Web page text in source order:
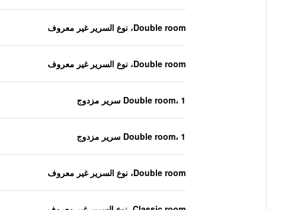
Double room، نوع السرير غير معروف
Double room، نوع السرير غير معروف
Double room، 1 سرير مزدوج
Double room، 1 سرير مزدوج
Double room، نوع السرير غير معروف